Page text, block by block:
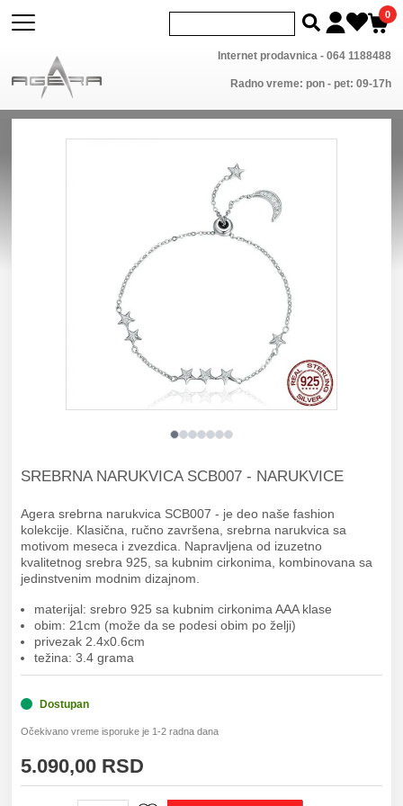
0
Internet prodavnica - 064 1188488
Radno vreme: pon - pet: 09-17h
SREBRNA NARUKVICA SCB007 - NARUKVICE
Agera srebrna narukvica SCB007 - je deo naše fashion
kolekcije. Klasična, ručno završena, srebrna narukvica sa
motivom meseca i zvezdica. Napravljena od izuzetno
kvalitetnog srebra 925, sa kubnim cirkonima, kombinovana sa
jedinstvenim modnim dizajnom.
materijal: srebro 925sa kubnim cirkonima AAA klase
obim: 21cm (može da se podesi obim po želji)
privezak 2.4x0.6cm
težina: 3.4 grama
Dostupan
Očekivano vreme isporuke je 1-2 radna dana
5.090,00 RSD